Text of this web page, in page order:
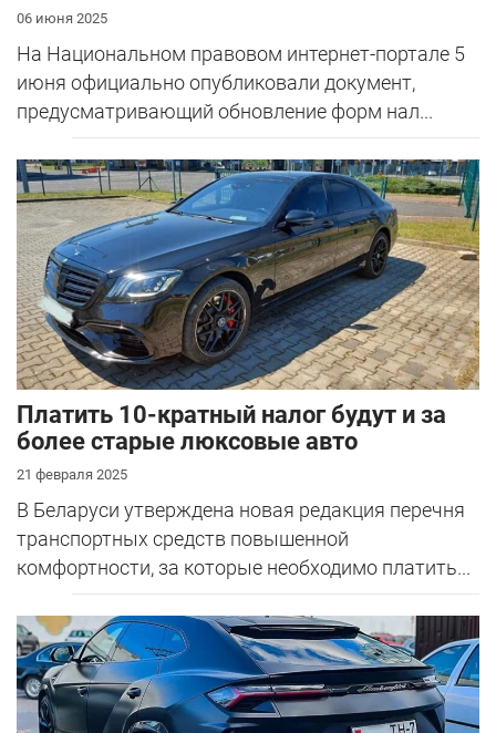
06 июня 2025
На Национальном правовом интернет-портале 5
июня официально опубликовали документ,
предусматривающий обновление форм нал...
Платить 10-кратный налог будут и за
более старые люксовые авто
21 февраля 2025
В Беларуси утверждена новая редакция перечня
транспортных средств повышенной
комфортности, за которые необходимо платить...